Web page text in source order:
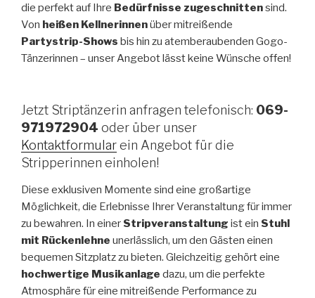
die perfekt auf Ihre Bedürfnisse zugeschnittensind.
Von heißen Kellnerinnenüber mitreißende
Partystrip-Shows bis hin zu atemberaubenden Gogo-
Tänzerinnen – unser Angebot lässt keine Wünsche offen!
Jetzt Striptänzerin anfragen telefonisch: 069-
971972904 oder über unser
Kontaktformularein Angebot für die
Stripperinnen einholen!
Diese exklusiven Momente sind eine großartige
Möglichkeit, die Erlebnisse Ihrer Veranstaltung für immer
zu bewahren. In einer Stripveranstaltung ist ein Stuhl
mit Rückenlehne unerlässlich, um den Gästen einen
bequemen Sitzplatz zu bieten. Gleichzeitig gehört eine
hochwertige Musikanlage dazu, um die perfekte
Atmosphäre für eine mitreißende Performance zu